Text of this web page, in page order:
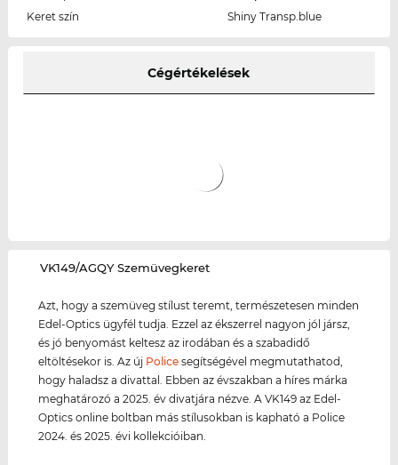
Keret szín
Shiny Transp.blue
Cégértékelések
‌VK149/AGQY Szemüvegkeret
Azt, hogy a szemüveg stílust teremt, természetesen minden
Edel-Optics ügyfél tudja. Ezzel az ékszerrel nagyon jól jársz,
és jó benyomást keltesz az irodában és a szabadidő
eltöltésekor is. Az új Police segítségével megmutathatod,
hogy haladsz a divattal. Ebben az évszakban a híres márka
meghatározó a 2025. év divatjára nézve. A VK149 az Edel-
Optics online boltban más stílusokban is kapható a Police
2024. és 2025. évi kollekcióiban.